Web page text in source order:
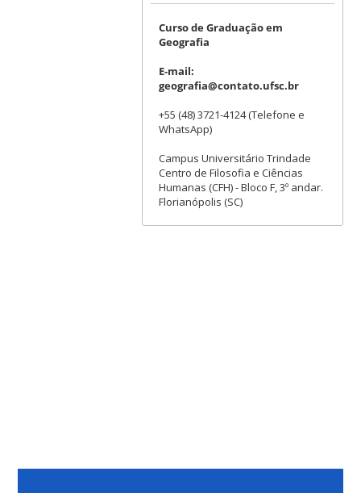
Curso de Graduação em
Geografia
E-mail:
geografia@contato.ufsc.br
+55 (48) 3721-4124 (Telefone e
WhatsApp)
Campus Universitário Trindade
Centro de Filosofia e Ciências
Humanas (CFH) - Bloco F, 3º andar.
Florianópolis (SC)